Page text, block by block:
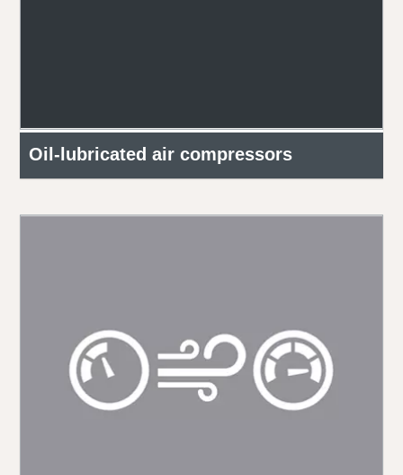
Oil-lubricated air compressors